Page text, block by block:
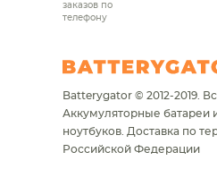
заказов по
телефону
Batterygator © 2012-2019.
Аккумуляторные батареи
ноутбуков. Доставка по
Российской Федерации